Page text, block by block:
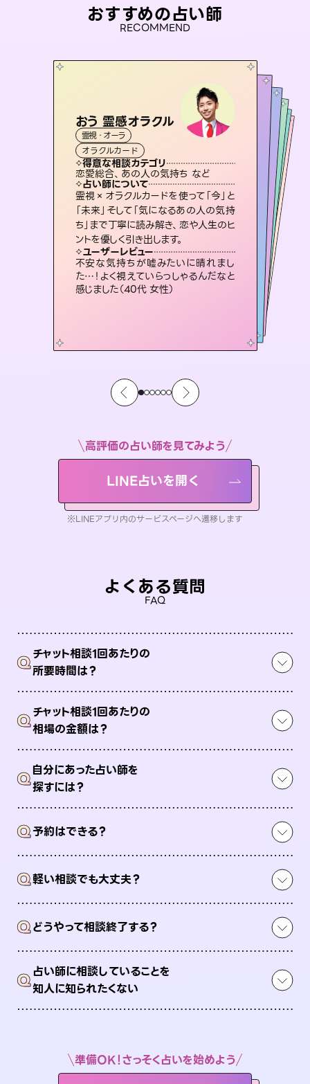
おすすめの占い師
RECOMMEND
おう 霊感オラクル
霊視・オーラ
オラクルカード
得意な相談カテゴリ
恋愛総合、あの人の気持ち など
占い師について
霊視×オラクルカードを使って「今」と
「未来」そして「気になるあの人の気持
ち」まで丁寧に読み解き、恋や人生のヒ
ントを優しく引き出します。
ユーザーレビュー
不安な気持ちが嘘みたいに晴れまし
た…！よく視えていらっしゃるんだなと
感じました（40代 女性）
アイリス -iris-
西洋占星術
ルーン
得意な相談カテゴリ
恋愛総合、片想い、二人の未来 など
占い師について
復縁、恋愛、不倫の行方、同性愛や片
思い、仕事関係や借金問題まで知りた
いことや心の負担になっていることを
紐解き、背中をそっと押して導きます。
ユーザーレビュー
安心感のあり、言い切ってくれる所や濁
さない鑑定のおかげで、毎回自分の気
持ちを整えられます（30代 男性）
未来視師＊花
霊視・オーラ
スピリチュアル・リーディング
得意な相談カテゴリ
出逢い、片想い、復縁 など
占い師について
未来には何パターンもの選択肢があり
ます。不安で視えにくくなっているあな
たの素敵な未来を見つけ、その未来を
選択できるようアドバイスします。
ユーザーレビュー
職場の人の性質や人間関係、本心など
本当によく視えていてびっくり。対策が
打てて前向きになれます（40代）
セラピスト理恵
霊視・オーラ
スピリチュアル・リーディング
得意な相談カテゴリ
片想い、二人の未来、年の差 など
占い師について
連絡再開、復縁、成就などの報告実績多数。セラピストとして2万超の施術経験があるからこそできる鑑定で、より良い未来をサポートします。
ユーザーレビュー
とても心温まる鑑定でした。しかもこち
らは何も言っていないのに視えていらっ
しゃるんだなと驚きです（30代女性）
スピリチュアル・リーディング
得意な相談カテゴリ
片想い、あの人の気持ち、復縁 など
占い師について
3,700年以上の歴史を持つ東洋最古の
占術「易占」で詳細まで占い、幸せへ向
かう道筋を示します。厳しい結果にも具
体的な対策をお伝えします。
ユーザーレビュー
複雑な背景もしっかり聞いて鑑定して
いただけました。気持ちが楽になりまし
た（50代 女性）
霊視・オーラ タロット
スピリチュアル・リーディング
得意な相談カテゴリ
片想い、あの人の気持ち、復縁 など
占い師について
恋愛のお悩みの中でも特に「曖昧な関
係」の相談を得意としており、友達以上
恋人未満なお相手との今後や本音を丁
寧に読み解き恋愛成就へと導きます。
ユーザーレビュー
鑑定していただいてアドバイス通りに行
動すると仲が復活してきました。ありが
とうございました（40代 女性）
高評価の占い師を見てみよう
LINE占いを開く
※LINEアプリ内のサービスページへ遷移します
よくある質問
FAQ
Qチャット相談1回あたりの
所要時間は？
Qチャット相談1回あたりの
相場の金額は？
Q自分にあった占い師を
探すには？
Q予約はできる？
Q軽い相談でも大丈夫？
Qどうやって相談終了する？
Q占い師に相談していることを
知人に知られたくない
準備OK！さっそく占いを始めよう